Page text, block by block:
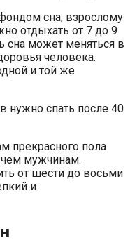
сна, взрослому
отдыхать от 7 до 9
сна может меняться в
человека.
и той же
прекрасного пола
чем мужчинам.
от шести до восьми
и